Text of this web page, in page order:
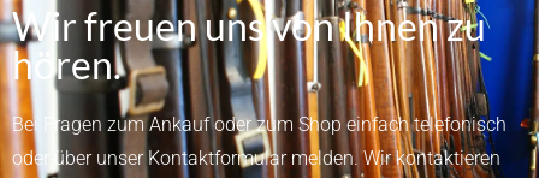
Wir freuen uns von Ihnen zu
hören.
Bei Fragen zum Ankauf oder zum Shop einfach telefonisch
oder über unser Kontaktformularmelden.Wir kontaktieren